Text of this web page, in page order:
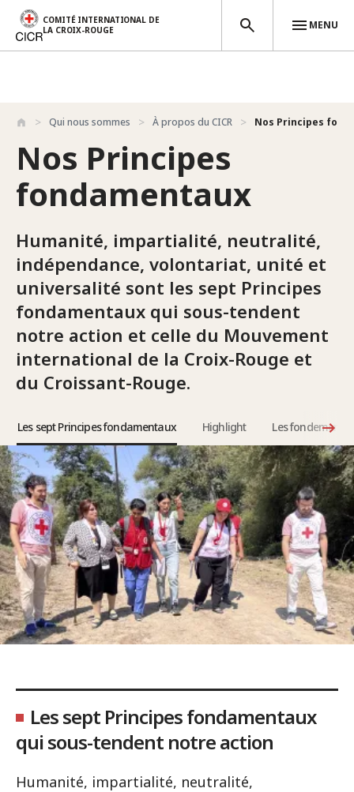
Aller au contenu principal
COMITÉ INTERNATIONAL DE
LA CROIX-ROUGE
MENU
Qui nous sommes À propos du CICR Nos Principes
Nos Principes
fondamentaux
Humanité, impartialité, neutralité,
indépendance, volontariat, unité et
universalité sont les sept Principes
fondamentaux qui sous-tendent
notre action et celle du Mouvement
international de la Croix-Rouge et
du Croissant-Rouge.
Les sept Principes fondamentaux Highlight Les fondements
Les sept Principes fondamentaux
qui sous-tendent notre action
Humanité, impartialité, neutralité,